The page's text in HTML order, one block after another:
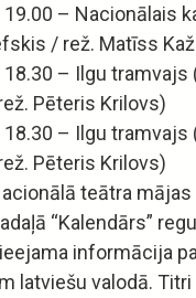
19.00 – Nacionālais
/ rež. Matīss
18.30 – Ilgu tramvajs
Pēteris Krilovs)
18.30 – Ilgu tramvajs
Pēteris Krilovs)
teātra mājas
“Kalendārs”
informācija
latviešu valodā.